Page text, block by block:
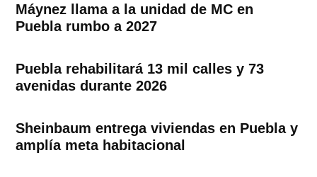
Máynez llama a la unidad de MC en
Puebla rumbo a 2027
Puebla rehabilitará 13 mil calles y 73
avenidas durante 2026
Sheinbaum entrega viviendas en Puebla y
amplía meta habitacional